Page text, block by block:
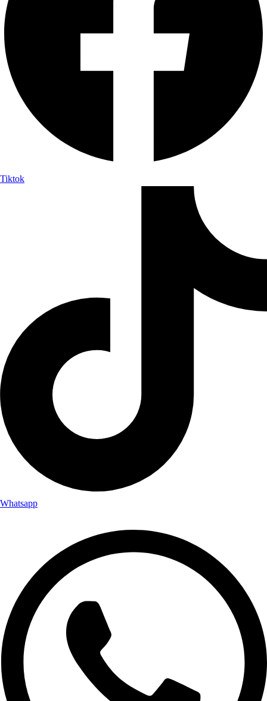
Tiktok
Whatsapp